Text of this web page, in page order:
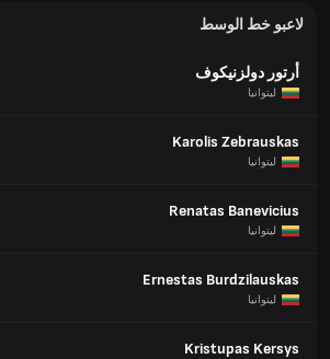
لاعبو خط الوسط
أرتور دولزنيكوف
ليتوانيا
Karolis Zebrauskas
ليتوانيا
Renatas Banevicius
ليتوانيا
Ernestas Burdzilauskas
ليتوانيا
Kristupas Kersys